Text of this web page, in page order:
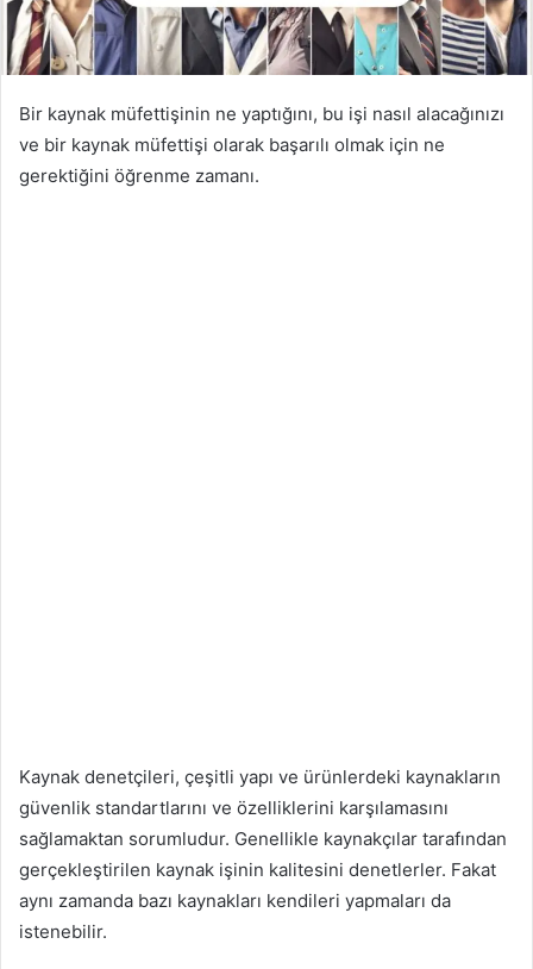
Bir kaynak müfettişinin ne yaptığını, bu işi nasıl alacağınızı
ve bir kaynak müfettişi olarak başarılı olmak için ne
gerektiğini öğrenme zamanı.
Kaynak denetçileri, çeşitli yapı ve ürünlerdeki kaynakların
güvenlik standartlarını ve özelliklerini karşılamasını
sağlamaktan sorumludur. Genellikle kaynakçılar tarafından
gerçekleştirilen kaynak işinin kalitesini denetlerler. Fakat
aynı zamanda bazı kaynakları kendileri yapmaları da
istenebilir.